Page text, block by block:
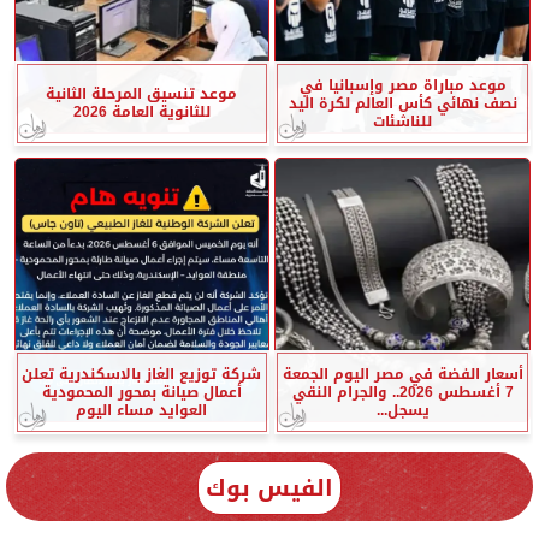
موعد مباراة مصر وإسبانيا في
نصف نهائي كأس العالم لكرة اليد
للناشئات
موعد تنسيق المرحلة الثانية
للثانوية العامة 2026
أسعار الفضة في مصر اليوم الجمعة
7 أغسطس 2026.. والجرام النقي
يسجل...
شركة توزيع الغاز بالاسكندرية تعلن
أعمال صيانة بمحور المحمودية
العوايد مساء اليوم
الفيس بوك